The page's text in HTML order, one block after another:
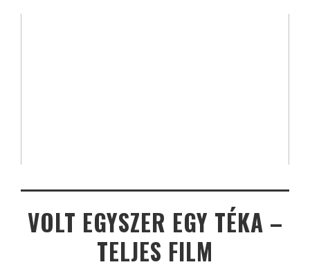
VOLT EGYSZER EGY TÉKA –
TELJES FILM